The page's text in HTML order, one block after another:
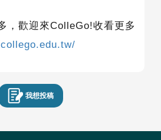
，歡迎來ColleGo!收看更多
我想投稿